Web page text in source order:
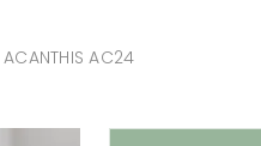
ACANTHIS AC24